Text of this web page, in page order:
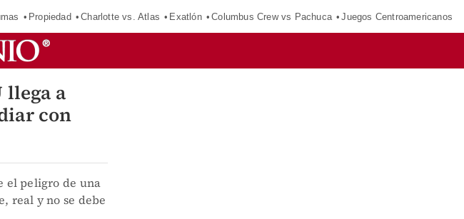
Propiedad Charlotte vs. Atlas Exatlón Columbus Crew vs Pachuca Juegos Centroamericanos
llega a
con
el peligro de una
real y no se debe